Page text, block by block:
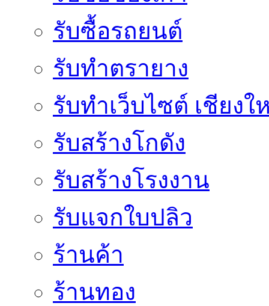
รับซื้อรถยนต์
รับทำตรายาง
รับทำเว็บไซต์ เชียงใ
รับสร้างโกดัง
รับสร้างโรงงาน
รับแจกใบปลิว
ร้านค้า
ร้านทอง